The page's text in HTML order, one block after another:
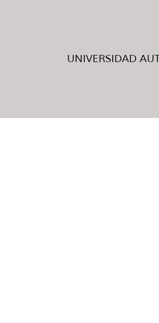
UNIVERSIDAD